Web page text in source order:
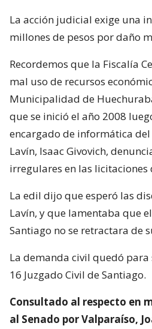
La acción judicial exige una
millones de pesos por daño
Recordemos que la Fiscalía
mal uso de recursos
Municipalidad de
que se inició el año 2008
encargado de informática
Lavín, Isaac Givovich,
irregulares en las licitaciones
La edil dijo que esperó las
Lavín, y que lamentaba que
Santiago no se retractara de
La demanda civil quedó
16 Juzgado Civil de Santiago.
Consultado al respecto en
al Senado por Valparaíso,